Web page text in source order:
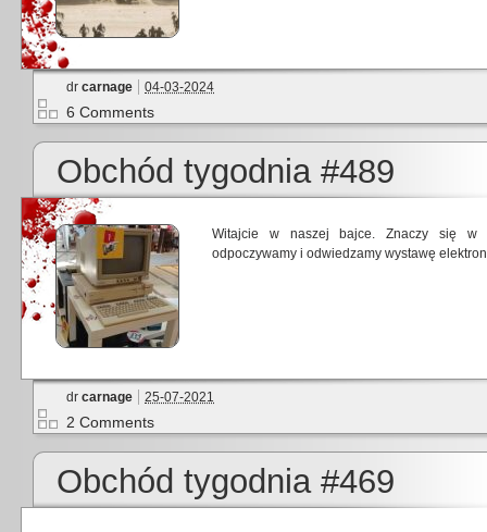
dr carnage 04-03-2024
6 Comments
Obchód tygodnia #489
Witajcie w naszej bajce. Znaczy się w
odpoczywamy i odwiedzamy wystawę
dr carnage 25-07-2021
2 Comments
Obchód tygodnia #469